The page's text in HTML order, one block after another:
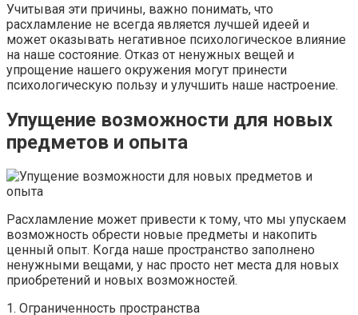
Учитывая эти причины, важно понимать, что
расхламление не всегда является лучшей идеей и
может оказывать негативное психологическое влияние
на наше состояние. Отказ от ненужных вещей и
упрощение нашего окружения могут принести
психологическую пользу и улучшить наше настроение.
Упущение возможности для новых
предметов и опыта
Расхламление может привести к тому, что мы упускаем
возможность обрести новые предметы и накопить
ценный опыт. Когда наше пространство заполнено
ненужными вещами, у нас просто нет места для новых
приобретений и новых возможностей.
1. Ограниченность пространства